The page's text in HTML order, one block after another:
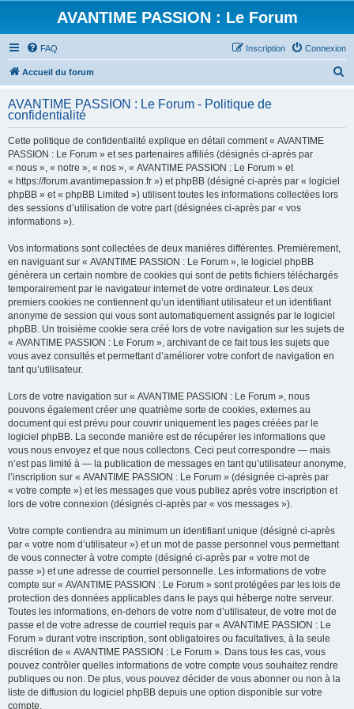
AVANTIME PASSION : Le Forum
FAQ Connexion
Inscription
Accueil du forum
h
AVANTIME PASSION : Le Forum - Politique de
confidentialité
Cette politique de confidentialité explique en détail comment « AVANTIME
PASSION : Le Forum » et ses partenaires affiliés (désignés ci-après par
« nous », « notre », « nos », « AVANTIME PASSION : Le Forum » et
« https://forum.avantimepassion.fr ») et phpBB (désigné ci-après par « logiciel
phpBB » et « phpBB Limited ») utilisent toutes les informations collectées lors
des sessions d’utilisation de votre part (désignées ci-après par « vos
informations »).
Vos informations sont collectées de deux manières différentes. Premièrement,
en naviguant sur « AVANTIME PASSION : Le Forum », le logiciel phpBB
génèrera un certain nombre de cookies qui sont de petits fichiers téléchargés
temporairement par le navigateur internet de votre ordinateur. Les deux
premiers cookies ne contiennent qu’un identifiant utilisateur et un identifiant
anonyme de session qui vous sont automatiquement assignés par le logiciel
phpBB. Un troisième cookie sera créé lors de votre navigation sur les sujets de
« AVANTIME PASSION : Le Forum », archivant de ce fait tous les sujets que
vous avez consultés et permettant d’améliorer votre confort de navigation en
tant qu’utilisateur.
Lors de votre navigation sur « AVANTIME PASSION : Le Forum », nous
pouvons également créer une quatrième sorte de cookies, externes au
document qui est prévu pour couvrir uniquement les pages créées par le
logiciel phpBB. La seconde manière est de récupérer les informations que
vous nous envoyez et que nous collectons. Ceci peut correspondre — mais
n’est pas limité à — la publication de messages en tant qu’utilisateur anonyme,
l’inscription sur « AVANTIME PASSION : Le Forum » (désignée ci-après par
« votre compte ») et les messages que vous publiez après votre inscription et
lors de votre connexion (désignés ci-après par « vos messages »).
Votre compte contiendra au minimum un identifiant unique (désigné ci-après
par « votre nom d’utilisateur ») et un mot de passe personnel vous permettant
de vous connecter à votre compte (désigné ci-après par « votre mot de
passe ») et une adresse de courriel personnelle. Les informations de votre
compte sur « AVANTIME PASSION : Le Forum » sont protégées par les lois de
protection des données applicables dans le pays qui héberge notre serveur.
Toutes les informations, en-dehors de votre nom d’utilisateur, de votre mot de
passe et de votre adresse de courriel requis par « AVANTIME PASSION : Le
Forum » durant votre inscription, sont obligatoires ou facultatives, à la seule
discrétion de « AVANTIME PASSION : Le Forum ». Dans tous les cas, vous
pouvez contrôler quelles informations de votre compte vous souhaitez rendre
publiques ou non. De plus, vous pouvez décider de vous abonner ou non à la
liste de diffusion du logiciel phpBB depuis une option disponible sur votre
compte.